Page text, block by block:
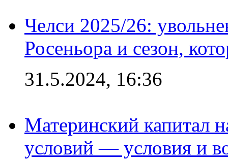
Челси 2025/26:
Росеньора и сезон,
31.5.2024, 16:36
Материнский капитал
условий — условия и